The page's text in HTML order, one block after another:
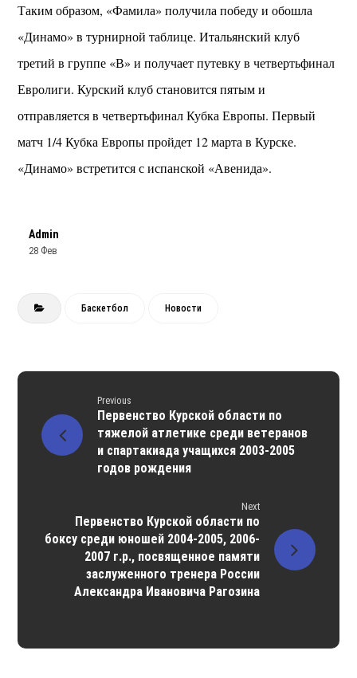
Таким образом, «Фамила» получила победу и обошла
«Динамо» в турнирной таблице. Итальянский клуб
третий в группе «В» и получает путевку в четвертьфинал
Евролиги. Курский клуб становится пятым и
отправляется в четвертьфинал Кубка Европы. Первый
матч 1/4 Кубка Европы пройдет 12 марта в Курске.
«Динамо» встретится с испанской «Авенида».
Admin
28 Фев
Баскетбол Новости
Previous
Первенство Курской области по
тяжелой атлетике среди ветеранов
и спартакиада учащихся 2003-2005
годов рождения
Next
Первенство Курской области по
боксу среди юношей 2004-2005, 2006-
2007 г.р., посвященное памяти
заслуженного тренера России
Александра Ивановича Рагозина